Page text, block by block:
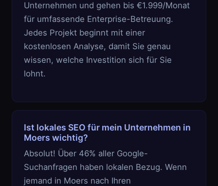
Unternehmen und gehen bis €1.999/Monat
für umfassende Enterprise-Betreuung.
Jedes Projekt beginnt mit einer
kostenlosen Analyse, damit Sie genau
wissen, welche Investition sich für Sie
lohnt.
Ist lokales SEO für mein Unternehmen in
Moers wichtig?
Absolut! Über 46% aller Google-
Suchanfragen haben lokalen Bezug. Wenn
jemand in Moers nach Ihren